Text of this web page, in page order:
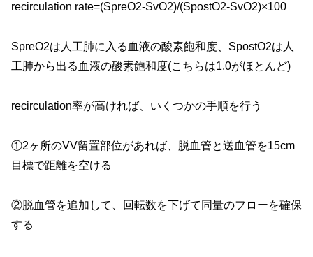
recirculation rate=(SpreO2-SvO2)/(SpostO2-SvO2)×100
SpreO2は人工肺に入る血液の酸素飽和度、SpostO2は人
工肺から出る血液の酸素飽和度(こちらは1.0がほとんど)
recirculation率が高ければ、いくつかの手順を行う
①2ヶ所のVV留置部位があれば、脱血管と送血管を15cm
目標で距離を空ける
②脱血管を追加して、回転数を下げて同量のフローを確保
する